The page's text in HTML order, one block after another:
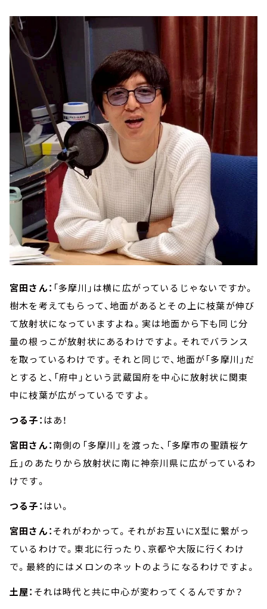
宮田さん： 「多摩川」は横に広がっているじゃないですか。
樹木を考えてもらって、地面があるとその上に枝葉が伸び
て放射状になっていますよね。実は地面から下も同じ分
量の根っこが放射状にあるわけですよ。それでバランス
を取っているわけです。それと同じで、地面が「多摩川」だ
とすると、「府中」という武蔵国府を中心に放射状に関東
中に枝葉が広がっているですよ。
つる子： はあ！
宮田さん：南側の「多摩川」を渡った、「多摩市の聖蹟桜ケ
丘」のあたりから放射状に南に神奈川県に広がっているわ
けです。
つる子： はい。
宮田さん：それがわかって。それがお互いにX型に繋がっ
ているわけで。東北に行ったり、京都や大阪に行くわけ
で。最終的にはメロンのネットのようになるわけですよ。
土屋： それは時代と共に中心が変わってくるんですか？